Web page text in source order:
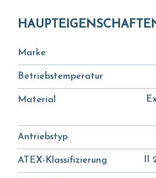
Marke
Betriebstemperatur
Material
Antriebstyp
ATEX-Klassifizierung II